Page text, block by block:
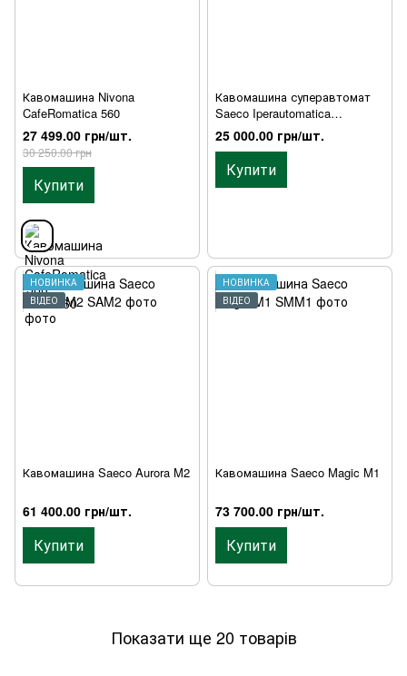
Кавомашина Nivona
CafeRomatica 560
27 499.00 грн/шт.
30 250.00 грн
Купити
Кавомашина суперавтомат
Saeco Iperautomatica
(відновлена)
25 000.00 грн/шт.
Купити
НОВИНКА
ВІДЕО
Кавомашина Saeco Aurora M2
61 400.00 грн/шт.
Купити
НОВИНКА
ВІДЕО
Кавомашина Saeco Magic M1
73 700.00 грн/шт.
Купити
Показати ще 20 товарів